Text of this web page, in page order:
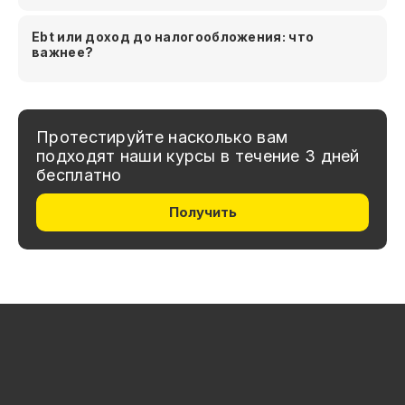
Ebt или доход до налогообложения: что
важнее?
Протестируйте насколько вам
подходят наши курсы в течение 3 дней
бесплатно
Получить